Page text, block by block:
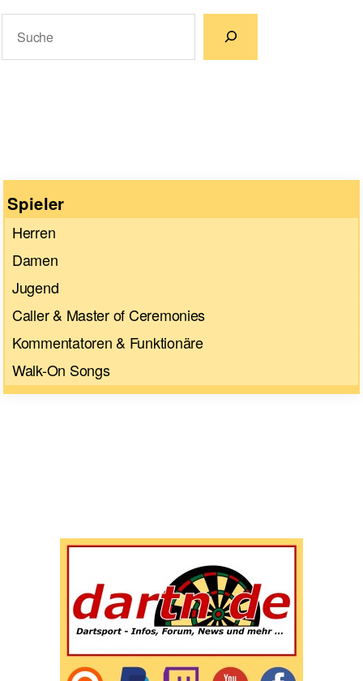
Spieler
Herren
Damen
Jugend
Caller & Master of Ceremonies
Kommentatoren & Funktionäre
Walk-On Songs